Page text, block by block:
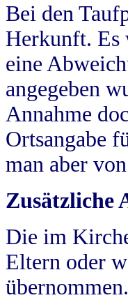
Bei den
Herkunft. Es
eine
angegeben
Annahme
Ortsangabe
man aber
Zusätzliche
Die im
Eltern oder
übernommen.